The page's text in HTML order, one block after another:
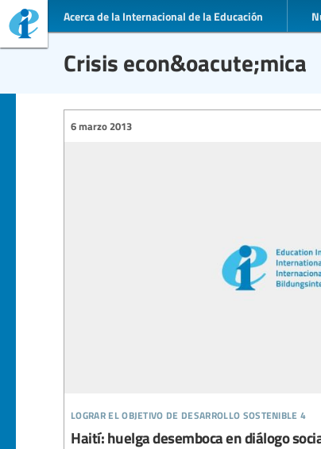
Acerca de la Internacional de la Educación
Crisis econ&oacute;mica
lograr el objetivo de desarrollo sostenible 4
6 marzo 2013
Haití: huelga desemboca en diálogo